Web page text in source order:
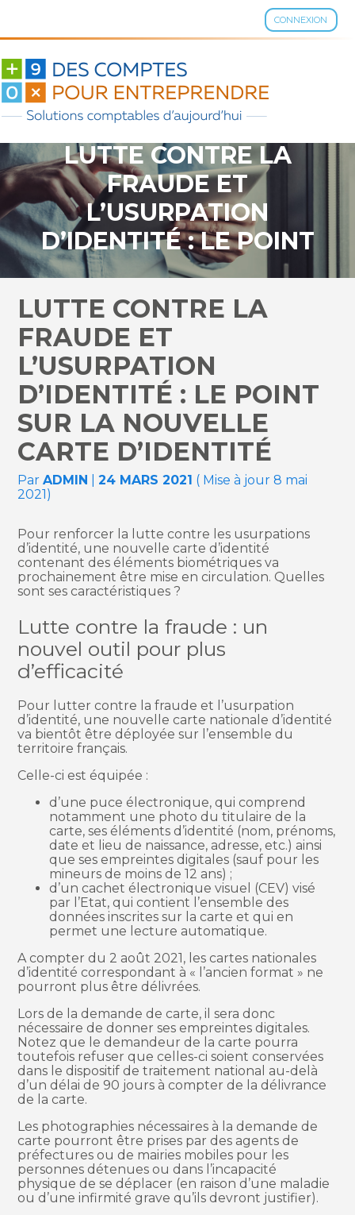
CONNEXION
Aller
contenu
LUTTE CONTRE LA
FRAUDE ET
L’USURPATION
D’IDENTITÉ : LE POINT
SUR LA NOUVELLE CARTE
D’IDENTITÉ
LUTTE CONTRE LA
FRAUDE ET
L’USURPATION
D’IDENTITÉ : LE POINT
SUR LA NOUVELLE
CARTE D’IDENTITÉ
ParADMIN |24 MARS 2021 ( Mise à jour 8 mai
2021)
Pour renforcer la lutte contre les usurpations
d’identité, une nouvelle carte d’identité
contenant des éléments biométriques va
prochainement être mise en circulation. Quelles
sont ses caractéristiques ?
Lutte contre la fraude : un
nouvel outil pour plus
d’efficacité
Pour lutter contre la fraude et l’usurpation
d’identité, une nouvelle carte nationale d’identité
va bientôt être déployée sur l’ensemble du
territoire français.
Celle-ci est équipée :
d’une puce électronique, qui comprend
notamment une photo du titulaire de la
carte, ses éléments d’identité (nom, prénoms,
date et lieu de naissance, adresse, etc.) ainsi
que ses empreintes digitales (sauf pour les
mineurs de moins de 12 ans) ;
d’un cachet électronique visuel (CEV) visé
par l’Etat, qui contient l’ensemble des
données inscrites sur la carte et qui en
permet une lecture automatique.
A compter du 2 août 2021, les cartes nationales
d’identité correspondant à « l’ancien format » ne
pourront plus être délivrées.
Lors de la demande de carte, il sera donc
nécessaire de donner ses empreintes digitales.
Notez que le demandeur de la carte pourra
toutefois refuser que celles-ci soient conservées
dans le dispositif de traitement national au-delà
d’un délai de 90 jours à compter de la délivrance
de la carte.
Les photographies nécessaires à la demande de
carte pourront être prises par des agents de
préfectures ou de mairies mobiles pour les
personnes détenues ou dans l’incapacité
physique de se déplacer (en raison d’une maladie
ou d’une infirmité grave qu’ils devront justifier).